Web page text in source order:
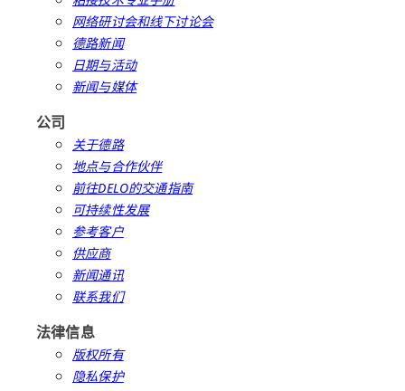
网络研讨会和线下讨论会
德路新闻
日期与活动
新闻与媒体
公司
关于德路
地点与合作伙伴
前往DELO的交通指南
可持续性发展
参考客户
供应商
新闻通讯
联系我们
法律信息
版权所有
隐私保护